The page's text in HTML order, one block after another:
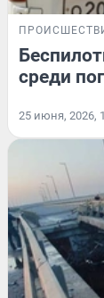
среди
25 июня, 2026,